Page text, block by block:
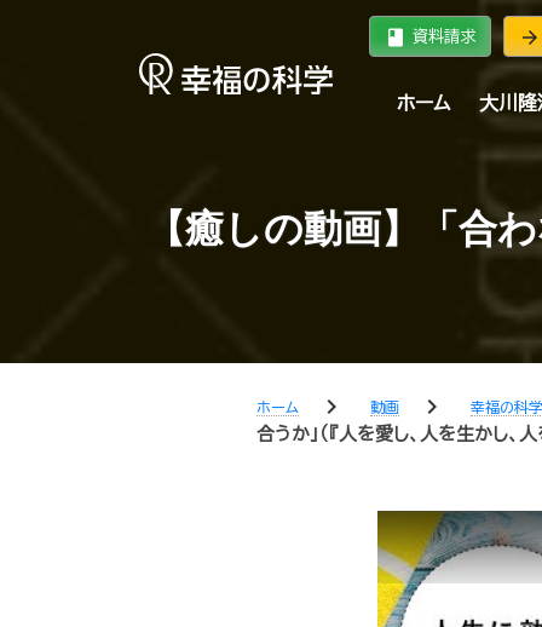
book 資料請求 arrow_forward
ホーム 大川隆
【癒しの動画】「合
ホーム chevron_right 動画 chevron_right 幸福の科
合うか」（『人を愛し、人を生かし、人